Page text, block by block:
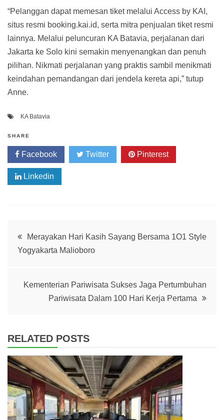
“Pelanggan dapat memesan tiket melalui Access by KAI,
situs resmi booking.kai.id, serta mitra penjualan tiket resmi
lainnya. Melalui peluncuran KA Batavia, perjalanan dari
Jakarta ke Solo kini semakin menyenangkan dan penuh
pilihan. Nikmati perjalanan yang praktis sambil menikmati
keindahan pemandangan dari jendela kereta api,” tutup
Anne.
KA Batavia
SHARE
Facebook Twitter Pinterest
Linkedin
Post
navigation
Merayakan Hari Kasih Sayang Bersama 1O1 Style
Yogyakarta Malioboro
Kementerian Pariwisata Sukses Jaga Pertumbuhan
Pariwisata Dalam 100 Hari Kerja Pertama
RELATED POSTS